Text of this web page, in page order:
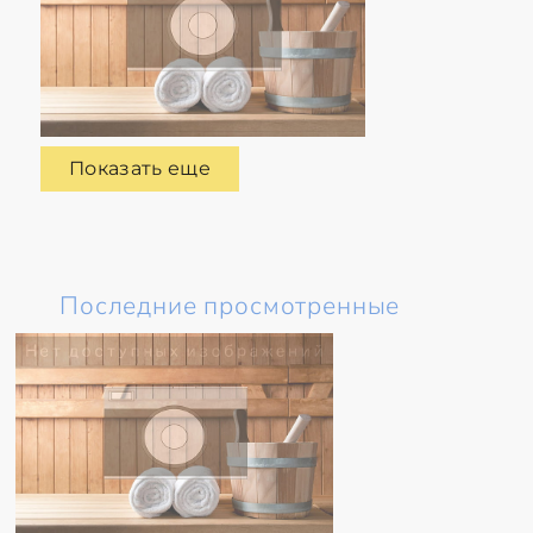
Показать еще
Последние просмотренные